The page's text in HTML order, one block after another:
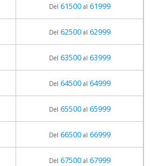
Del 61500al 61999
Del 62500al 62999
Del 63500al 63999
Del 64500al 64999
Del 65500al 65999
Del 66500al 66999
Del 67500al 67999